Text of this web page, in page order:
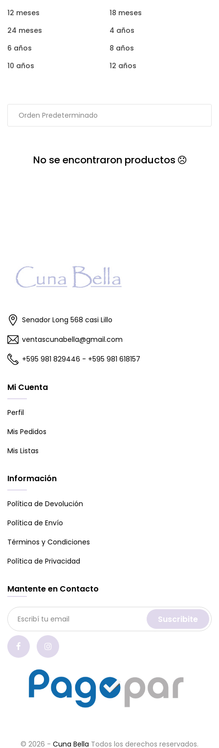
12 meses
18 meses
24 meses
4 años
6 años
8 años
10 años
12 años
No se encontraron productos
Senador Long 568 casi Lillo
ventascunabella@gmail.com
+595 981 829446 - +595 981 618157
Mi Cuenta
Perfil
Mis Pedidos
Mis Listas
Información
Política de Devolución
Política de Envío
Términos y Condiciones
Política de Privacidad
Mantente en Contacto
Suscribite
© 2026 - Cuna Bella Todos los derechos reservados.